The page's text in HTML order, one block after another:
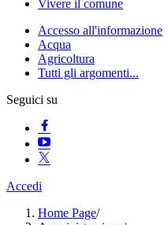
Vivere il comune
Accesso all'informazione
Acqua
Agricoltura
Tutti gli argomenti...
Seguici su
Accedi
Home Page/